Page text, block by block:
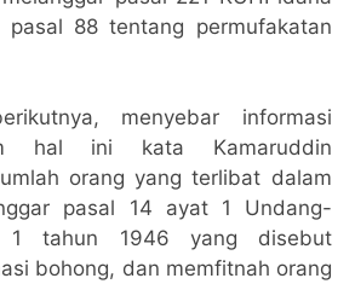
88 tentang permufakatan
menyebar informasi
hal ini kata Kamaruddin
orang yang terlibat dalam
pasal 14 ayat 1 Undang-
1 tahun 1946 yang disebut
bohong, dan memfitnah orang